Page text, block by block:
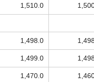
1,510.0
1,498.0
1,499.0
1,470.0